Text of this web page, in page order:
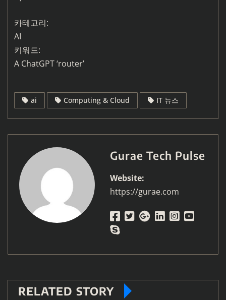
카테고리:
AI
키워드:
A ChatGPT ‘router’
ai Computing & Cloud IT 뉴스
Gurae Tech Pulse
Website:
https://gurae.com
RELATED STORY